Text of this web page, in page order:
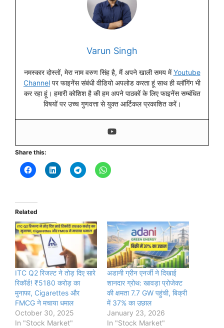
Varun Singh
नमस्कार दोस्तों, मेरा नाम वरुण सिंह है, मैं अपने खाली समय मेंYoutube
Channel पर फाइनेंस संबंधी वीडियो अपलोड करता हूं साथ ही ब्लॉगिंग भी
कर रहा हूं। हमारी कोशिश है की हम अपने पाठकों के लिए फाइनेंस सम्बंधित
विषयों पर उच्च गुणवत्ता से युक्त आर्टिकल प्रकाशित करें।
Share this:
Related
ITC Q2 रिजल्ट ने तोड़ दिए सारे
रिकॉर्ड! ₹5180 करोड़ का
मुनाफा, Cigarettes और
FMCG ने मचाया धमाल
October 30, 2025
In "Stock Market"
अडानी ग्रीन एनर्जी ने दिखाई
शानदार ग्रोथ: खावड़ा प्रोजेक्ट
की क्षमता 7.7 GW पहुंची, बिक्री
में 37% का उछाल
January 23, 2026
In "Stock Market"